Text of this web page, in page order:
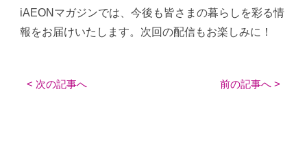
iAEONマガジンでは、今後も皆さまの暮らしを彩る情
報をお届けいたします。次回の配信もお楽しみに！
< 次の記事へ 前の記事へ >